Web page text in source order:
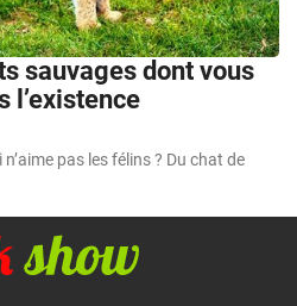
sauvages dont vous
l’existence
pas les félins ? Du chat de